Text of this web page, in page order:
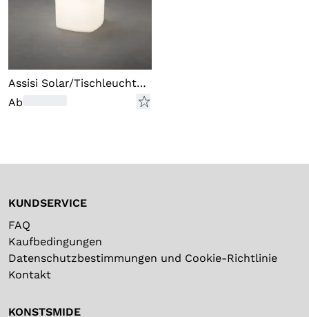
Assisi Solar/Tischleuchte grau
Ab
KUNDSERVICE
FAQ
Kaufbedingungen
Datenschutzbestimmungen und Cookie-Richtlinie
Kontakt
KONSTSMIDE